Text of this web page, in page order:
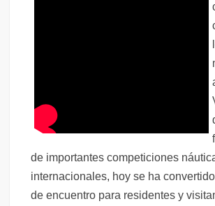
de importantes competiciones
internacionales, hoy se ha
de encuentro para residentes y